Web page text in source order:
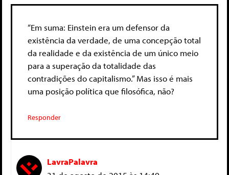
“Em suma: Einstein era um defensor da
existência da verdade, de uma concepção total
da realidade e da existência de um único meio
para a superação da totalidade das
contradições do capitalismo.” Mas isso é mais
uma posição política que filosófica, não?
Responder
LavraPalavra